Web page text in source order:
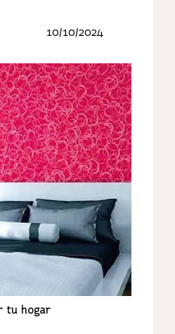
10/10/2024
tu hogar